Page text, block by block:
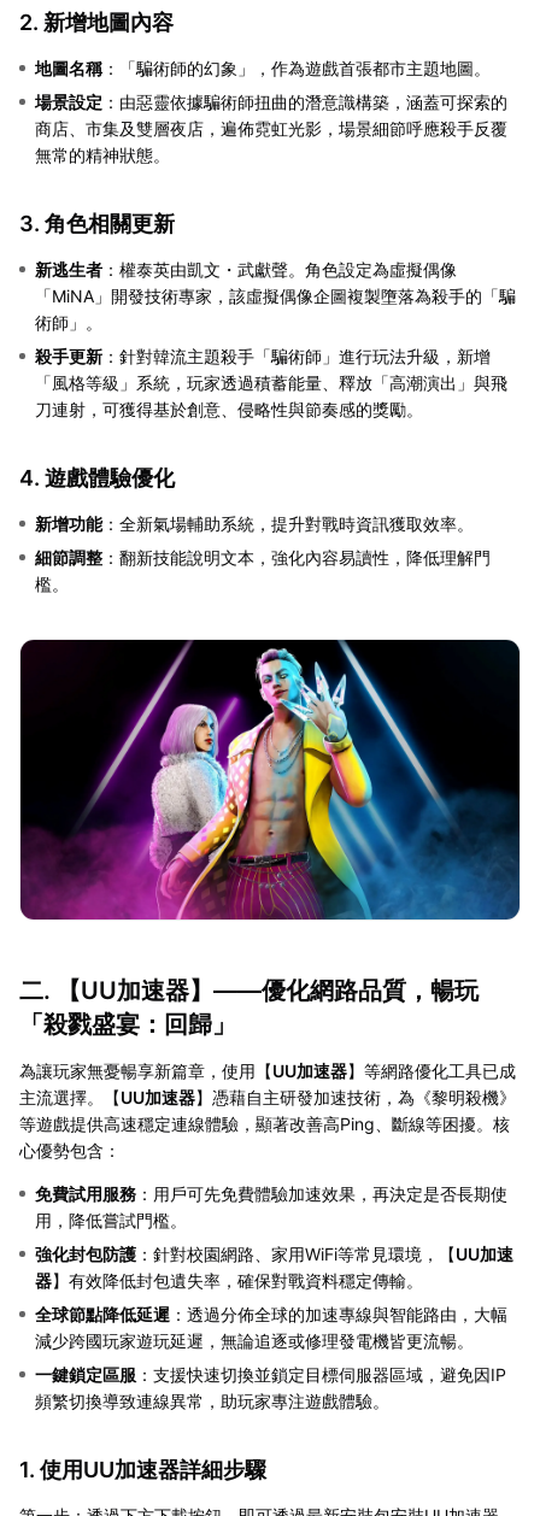
2. 新增地圖內容
地圖名稱：「騙術師的幻象」，作為遊戲首張都市主題地圖。
場景設定 ：由惡靈依據騙術師扭曲的潛意識構築，涵蓋可探索的
商店、市集及雙層夜店，遍佈霓虹光影，場景細節呼應殺手反覆
無常的精神狀態。
3. 角色相關更新
新逃生者 ：權泰英由凱文・武獻聲。角色設定為虛擬偶像
「MiNA」開發技術專家，該虛擬偶像企圖複製墮落為殺手的「騙
術師」。
殺手更新 ：針對韓流主題殺手「騙術師」進行玩法升級，新增
「風格等級」系統，玩家透過積蓄能量、釋放「高潮演出」與飛
刀連射，可獲得基於創意、侵略性與節奏感的獎勵。
4. 遊戲體驗優化
新增功能：全新氣場輔助系統，提升對戰時資訊獲取效率。
細節調整 ：翻新技能說明文本，強化內容易讀性，降低理解門
檻。
二. 【UU加速器】——優化網路品質，暢玩
「殺戮盛宴：回歸」
為讓玩家無憂暢享新篇章，使用【UU加速器】等網路優化工具已成
主流選擇。【UU加速器】憑藉自主研發加速技術，為《黎明殺機》
等遊戲提供高速穩定連線體驗，顯著改善高Ping、斷線等困擾。核
心優勢包含：
免費試用服務 ：用戶可先免費體驗加速效果，再決定是否長期使
用，降低嘗試門檻。
強化封包防護 ：針對校園網路、家用WiFi等常見環境，【UU加速
器】有效降低封包遺失率，確保對戰資料穩定傳輸。
全球節點降低延遲 ：透過分佈全球的加速專線與智能路由，大幅
減少跨國玩家遊玩延遲，無論追逐或修理發電機皆更流暢。
一鍵鎖定區服 ：支援快速切換並鎖定目標伺服器區域，避免因IP
頻繁切換導致連線異常，助玩家專注遊戲體驗。
1. 使用UU加速器詳細步驟